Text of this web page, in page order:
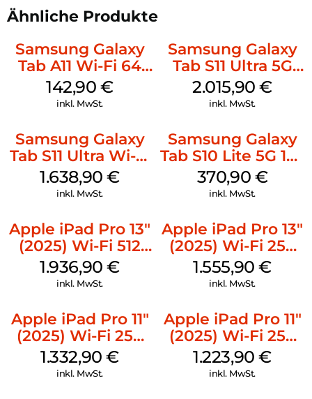
Ähnliche Produkte
Samsung Galaxy
Tab A11 Wi-Fi 64
GB Gray
142,90€
inkl. MwSt.
Samsung Galaxy
Tab S11 Ultra 5G
512 GB Gray
2.015,90€
inkl. MwSt.
Samsung Galaxy
Tab S11 Ultra Wi-Fi
512 GB Gray
1.638,90€
inkl. MwSt.
Samsung Galaxy
Tab S10 Lite 5G 128
GB Silver
370,90 €
inkl. MwSt.
Apple iPad Pro 13″
(2025) Wi-Fi 512
GB Standardglas
Space Schwarz
1.936,90€
inkl. MwSt.
Apple iPad Pro 13″
(2025) Wi-Fi 256
GB Standardglas
Space Schwarz
1.555,90€
inkl. MwSt.
Apple iPad Pro 11″
(2025) Wi-Fi 256
GB Standardglas
Silber
1.332,90€
inkl. MwSt.
Apple iPad Pro 11″
(2025) Wi-Fi 256
GB Standardglas
Space Schwarz
1.223,90€
inkl. MwSt.